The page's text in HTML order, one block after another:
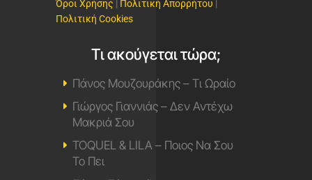
Όροι Χρήσης | Πολιτική Απορρήτου |
Πολιτική Cookies
Τι ακούγεται τώρα;
Πάνος Μουζουράκης – Τι Ωραίο
Γιώργος Γιαννιάς – Δεν Αντέχω
Μακριά Σου
TOQUEL & LILA – Ποιος Να Σου
Το Πει